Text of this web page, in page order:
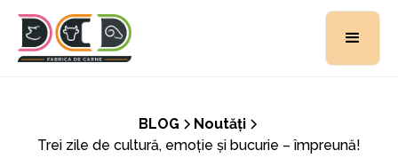
BLOG
Noutăți
Trei zile de cultură, emoție și bucurie – împreună!